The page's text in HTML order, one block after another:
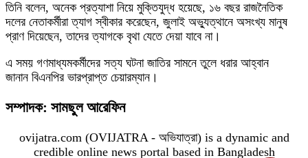
তিনি বলেন, অনেক প্রত্যাশা নিয়ে মুক্তিযুদ্ধ হয়েছে, ১৬ বছর রাজনৈতিক
দলের নেতাকর্মীরা ত্যাগ স্বীকার করেছেন, জুলাই অভ্যুত্থানে অসংখ্য মানুষ
প্রাণ দিয়েছেন, তাদের ত্যাগকে বৃথা যেতে দেয়া যাবে না।
এ সময় গণমাধ্যমকর্মীদের সত্য ঘটনা জাতির সামনে তুলে ধরার আহ্বান
জানান বিএনপির ভারপ্রাপ্ত চেয়ারম্যান।
সম্পাদক: সামছুল আরেফিন
ovijatra.com (OVIJATRA - অভিযাত্রা) is a dynamic and
credible online news portal based in Bangladesh